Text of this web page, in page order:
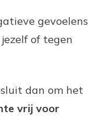
gevoelens
of tegen
dan om het
vrij voor